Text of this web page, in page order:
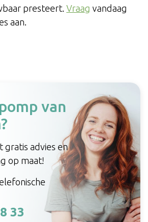
presteert. Vraag vandaag
aan.
van
gratis advies en
op maat!
33